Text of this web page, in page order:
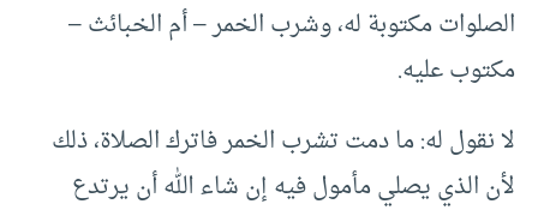
الصلوات مكتوبة له، وشرب الخمر – أم الخبائث –
مكتوب عليه.
لا نقول له: ما دمت تشرب الخمر فاترك الصلاة، ذلك
لأن الذي يصلي مأمول فيه إن شاء الله أن يرتدع